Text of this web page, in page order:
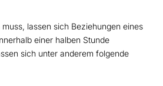
lassen sich Beziehungen eines
einer halben Stunde
sich unter anderem folgende